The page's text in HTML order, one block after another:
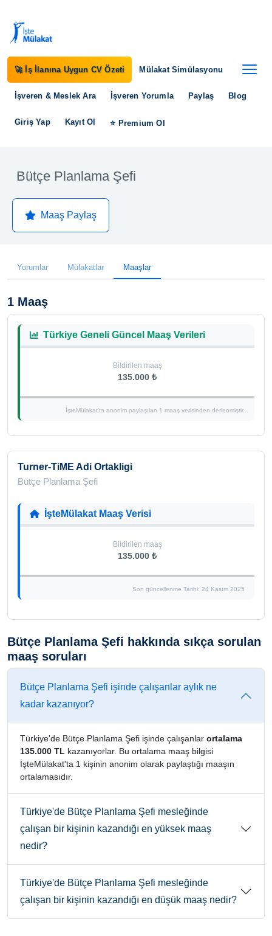
🚀 İş İlanına Uygun CV Özeti Mülakat Simülasyonu
İşveren & Meslek Ara İşveren Yorumla Paylaş Blog
Giriş Yap Kayıt Ol ⭐ Premium Ol
Bütçe Planlama Şefi
Maaş Paylaş
Yorumlar Mülakatlar Maaşlar
1 Maaş
Türkiye Geneli Güncel Maaş Verileri
Bildirilen maaş
135.000 ₺
İşteMülakat'ta anonim paylaşılan 1 maaş verisinden derlenmiştir.
Turner-TiME Adi Ortakligi
Bütçe Planlama Şefi
İşteMülakat Maaş Verisi
Bildirilen maaş
135.000 ₺
Son güncellenme Tarihi: 24 Kasım 2025
Bütçe Planlama Şefi hakkında sıkça sorulan
maaş soruları
Bütçe Planlama Şefi işinde çalışanlar aylık ne
kadar kazanıyor?
Türkiye'de Bütçe Planlama Şefi işinde çalışanlar ortalama
135.000 TL kazanıyorlar. Bu ortalama maaş bilgisi
İşteMülakat'ta 1 kişinin anonim olarak paylaştığı maaşın
ortalamasıdır.
Türkiye'de Bütçe Planlama Şefi mesleğinde
çalışan bir kişinin kazandığı en yüksek maaş
nedir?
Türkiye'de Bütçe Planlama Şefi mesleğinde
çalışan bir kişinin kazandığı en düşük maaş nedir?